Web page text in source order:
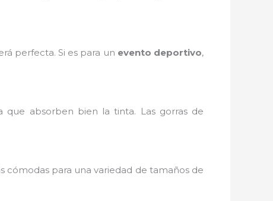
perfecta. Si es para un evento deportivo,
que absorben bien la tinta. Las gorras de
cómodas para una variedad de tamaños de